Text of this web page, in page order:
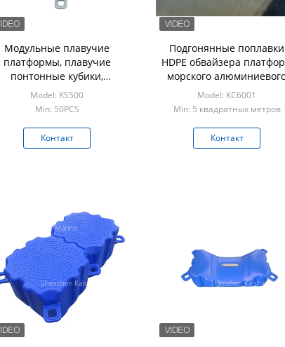
Модульные плавучие
платформы, плавучие
понтонные кубики,
грузоподъемность 350 кг/
кв.м.
Model: KS500
Min: 50PCS
Контакт
Подгонянные поплавки
HDPE обвайзера
морского
мостк цвета плавая
Model: КС6001
Min: 5 квадратных метров
Контакт